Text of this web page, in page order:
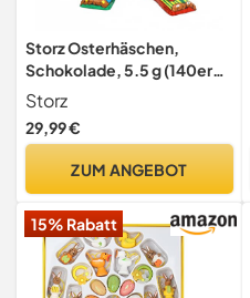
Storz Osterhäschen,
Schokolade, 5.5 g (140er
Pack)
Storz
29,99 €
ZUM ANGEBOT
15% Rabatt